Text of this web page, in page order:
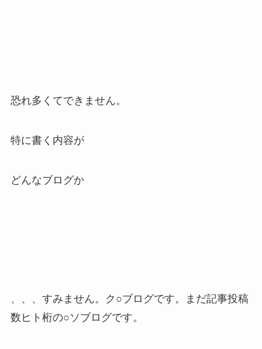
恐れ多くてできません。
特に書く内容が
どんなブログか
、、、すみません。ク○ブログです。まだ記事投稿
数ヒト桁の○ソブログです。